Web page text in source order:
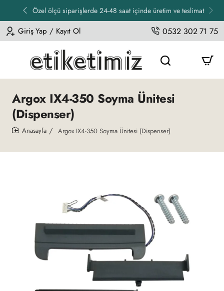
Özel ölçü siparişlerde 24-48 saat içinde üretim ve teslimat
Giriş Yap / Kayıt Ol 0532 302 71 75
Argox IX4-350 Soyma Ünitesi
(Dispenser)
Argox IX4-350 Soyma Ünitesi (Dispenser)